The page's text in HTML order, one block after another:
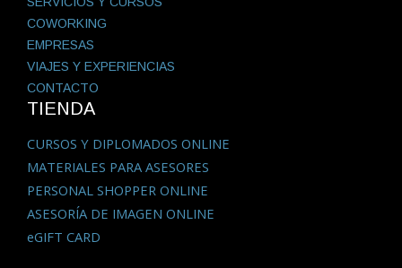
COWORKING
EMPRESAS
VIAJES Y EXPERIENCIAS
CONTACTO
TIENDA
CURSOS Y DIPLOMADOS ONLINE
MATERIALES PARA ASESORES
PERSONAL SHOPPER ONLINE
ASESORÍA DE IMAGEN ONLINE
eGIFT CARD